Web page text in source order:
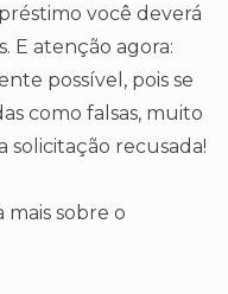
você deverá
E atenção agora:
possível, pois se
como falsas, muito
solicitação recusada!
mais sobre o